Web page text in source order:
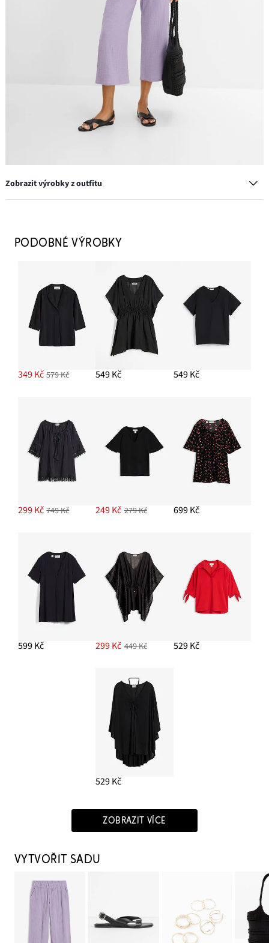
Zobrazit výrobky z outfitu
Sada prstenů s různými designy (8 ks)
PŘIDAT DO KOŠÍKU
Velká bavlněná kabelka se strukturovaným
799 Kč
Sandály
249 Kč
599 Kč
PŘIDAT DO KOŠÍKU
PODOBNÉ VÝROBKY
349 Kč 579 Kč 549 Kč 549 Kč
299 Kč 749 Kč 249 Kč 279 Kč 699 Kč
599 Kč 299 Kč 449 Kč 529 Kč
529 Kč
ZOBRAZIT VÍCE
VYTVOŘIT SADU